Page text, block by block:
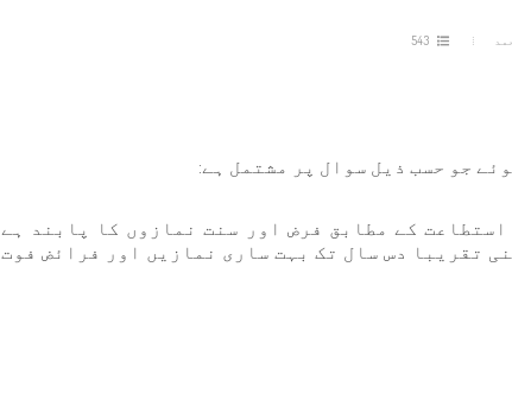
کے مطابق فرض اور سنت نمازوں کا پابند ہے
تقریبا دس سال تک بہت ساری نمازیں اور فرائض فوت